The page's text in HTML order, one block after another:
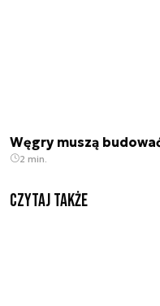
Węgry muszą
2 min.
Czytaj także